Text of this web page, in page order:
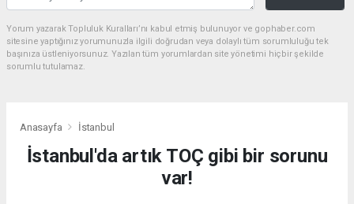
Yorum yazarak Topluluk Kuralları’nı kabul etmiş bulunuyor ve gophaber.com
sitesine yaptığınız yorumunuzla ilgili doğrudan veya dolaylı tüm sorumluluğu tek
başınıza üstleniyorsunuz. Yazılan tüm yorumlardan site yönetimi hiçbir şekilde
sorumlu tutulamaz.
Anasayfa İstanbul
İstanbul'da artık TOÇ gibi bir sorunu
var!